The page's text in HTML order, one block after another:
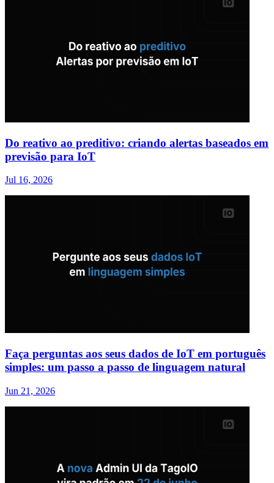
Do reativo ao preditivo: criando alertas baseados em
previsão para IoT
Jul 16, 2026
Faça perguntas aos seus dados de IoT em português
simples: um passo a passo de linguagem natural
Jun 21, 2026